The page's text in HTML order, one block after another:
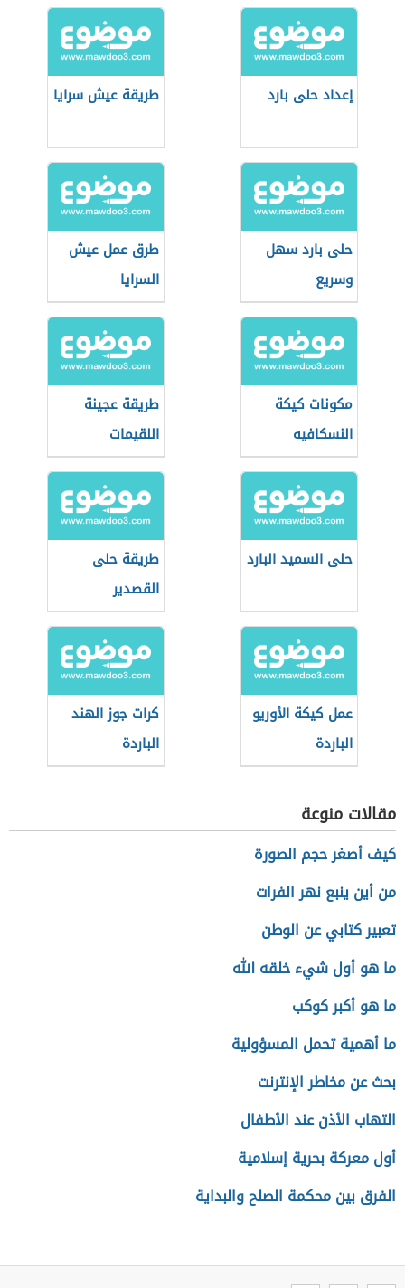
إعداد حلى بارد طريقة عيش سرايا
حلى بارد سهل
وسريع
طرق عمل عيش
السرايا
مكونات كيكة
النسكافيه
طريقة عجينة
اللقيمات
حلى السميد البارد
طريقة حلى
القصدير
عمل كيكة الأوريو
الباردة
كرات جوز الهند
الباردة
مقالات منوعة
كيف أصغر حجم الصورة
من أين ينبع نهر الفرات
تعبير كتابي عن الوطن
ما هو أول شيء خلقه الله
ما هو أكبر كوكب
ما أهمية تحمل المسؤولية
بحث عن مخاطر الإنترنت
التهاب الأذن عند الأطفال
أول معركة بحرية إسلامية
الفرق بين محكمة الصلح والبداية